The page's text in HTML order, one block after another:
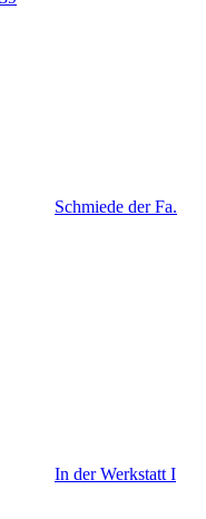
Schmiede der Fa.
In der Werkstatt I